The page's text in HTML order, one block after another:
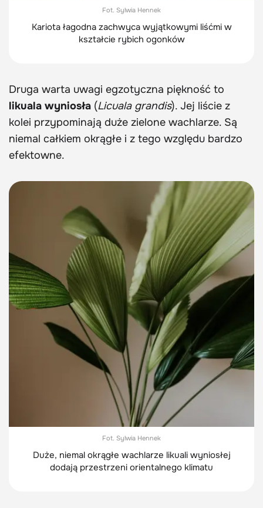
Fot. Sylwia Hennek
Kariota łagodna zachwyca wyjątkowymi liśćmi w
kształcie rybich ogonków
Druga warta uwagi egzotyczna piękność to
likuala wyniosła (Licuala grandis). Jej liście z
kolei przypominają duże zielone wachlarze. Są
niemal całkiem okrągłe i z tego względu bardzo
efektowne.
Fot. Sylwia Hennek
Duże, niemal okrągłe wachlarze likuali wyniosłej
dodają przestrzeni orientalnego klimatu